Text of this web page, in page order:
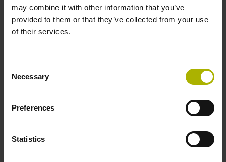
may combine it with other information that you’ve
provided to them or that they’ve collected from your use
of their services.
Selection
Necessary
Preferences
Statistics
Zusätzliche Service-Vereinbarungen
Monate